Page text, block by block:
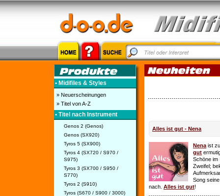
• Midifiles & Styles
» Neuerscheinungen
» Titel von A-Z
• Titel nach Instrument
Genos 2 (Genos)
Genos (SX920)
Tyros 5 (SX900)
Tyros 4 (SX720 / S970 /
S975)
Tyros 3 (SX700 / S950 /
S770)
Tyros 2 (S910)
Tyros (S670 / S900 / 3000)
Alles ist gut - Nena
Nena ist
gut
Schöne im
Zweifel;
Song
nach. Alles ist gut!